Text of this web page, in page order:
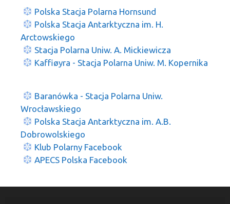
Polska Stacja Polarna Hornsund
Polska Stacja Antarktyczna im. H.
Arctowskiego
Stacja Polarna Uniw. A. Mickiewicza
Kaffiøyra - Stacja Polarna Uniw. M. Kopernika
Baranówka - Stacja Polarna Uniw.
Wrocławskiego
Polska Stacja Antarktyczna im. A.B.
Dobrowolskiego
Klub Polarny Facebook
APECS Polska Facebook